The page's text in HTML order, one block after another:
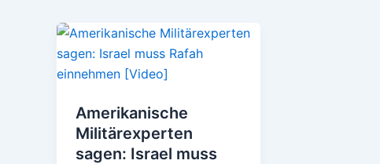
Amerikanische
Militärexperten
sagen: Israel muss